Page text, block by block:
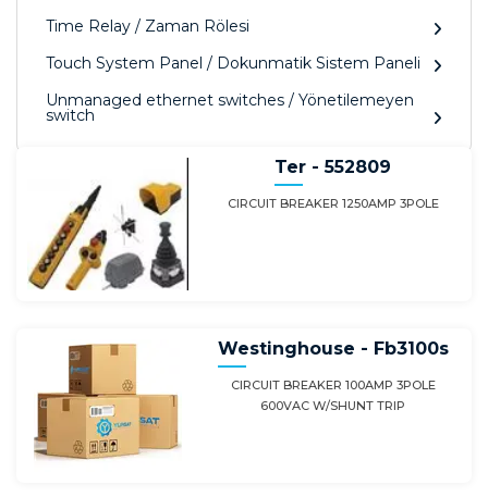
Time Relay / Zaman Rölesi
Touch System Panel / Dokunmatik Sistem Paneli
Unmanaged ethernet switches / Yönetilemeyen
switch
Ter - 552809
CIRCUIT BREAKER 1250AMP 3POLE
Westinghouse - Fb3100s
CIRCUIT BREAKER 100AMP 3POLE
600VAC W/SHUNT TRIP